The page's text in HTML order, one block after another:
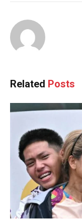
Related Posts